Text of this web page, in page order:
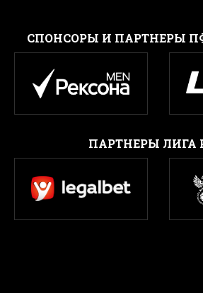
CПОНСОРЫ И ПАРТНЕРЫ
ПАРТНЕРЫ ЛИГА